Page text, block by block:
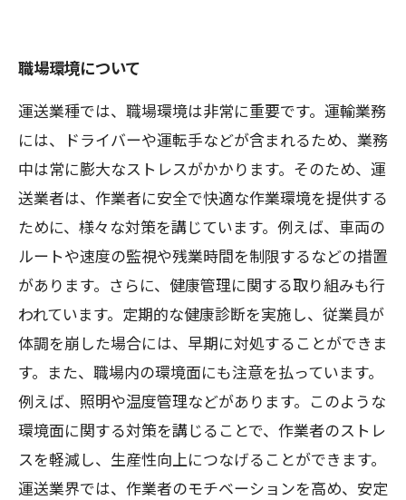
職場環境について
運送業種では、職場環境は非常に重要です。運輸業務
には、ドライバーや運転手などが含まれるため、業務
中は常に膨大なストレスがかかります。そのため、運
送業者は、作業者に安全で快適な作業環境を提供する
ために、様々な対策を講じています。例えば、車両の
ルートや速度の監視や残業時間を制限するなどの措置
があります。さらに、健康管理に関する取り組みも行
われています。定期的な健康診断を実施し、従業員が
体調を崩した場合には、早期に対処することができま
す。また、職場内の環境面にも注意を払っています。
例えば、照明や温度管理などがあります。このような
環境面に関する対策を講じることで、作業者のストレ
スを軽減し、生産性向上につなげることができます。
運送業界では、作業者のモチベーションを高め、安定